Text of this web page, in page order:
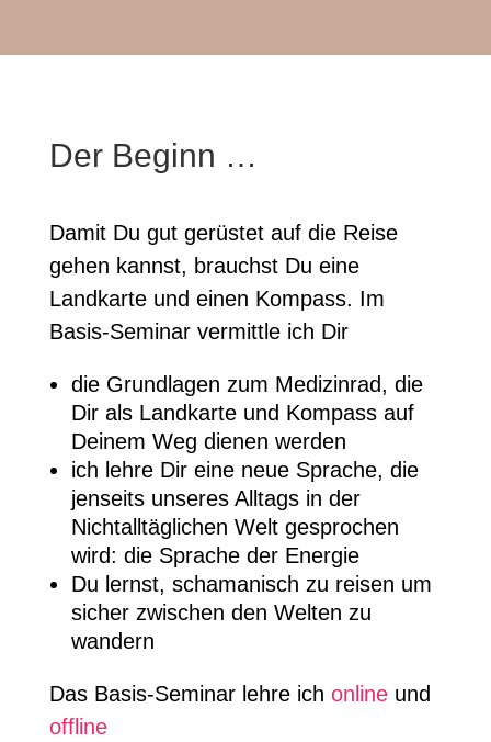
Der Beginn …
Damit Du gut gerüstet auf die Reise
gehen kannst, brauchst Du eine
Landkarte und einen Kompass. Im
Basis-Seminar vermittle ich Dir
die Grundlagen zum Medizinrad, die
Dir als Landkarte und Kompass auf
Deinem Weg dienen werden
ich lehre Dir eine neue Sprache, die
jenseits unseres Alltags in der
Nichtalltäglichen Welt gesprochen
wird: die Sprache der Energie
Du lernst, schamanisch zu reisen um
sicher zwischen den Welten zu
wandern
Das Basis-Seminar lehre ich onlineund
offline